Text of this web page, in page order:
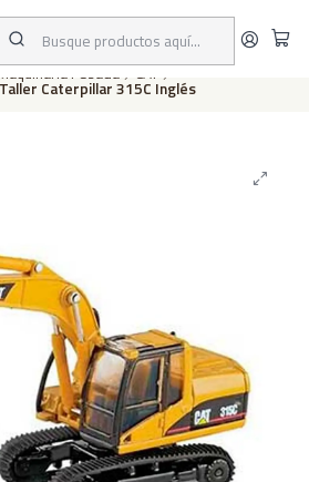
el texto del slide
Pesada CAT
Caterpillar 315C Inglés